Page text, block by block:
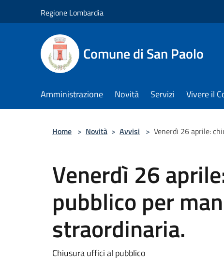
Regione Lombardia
Comune di San Paolo
Amministrazione Novità Servizi Vivere il
Home > Novità > Avvisi > Venerdì 26 aprile:
Venerdì 26
pubblico per
straordinaria.
Chiusura uffici al pubblico